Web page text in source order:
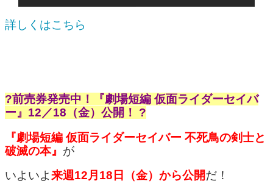
詳しくはこちら
?前売券発売中！『劇場短編 仮面ライダーセイバ
ー』12／18（金）公開！ ?
『劇場短編 仮面ライダーセイバー 不死鳥の剣士と
破滅の本』 が
いよいよ来週12月18日（金）から公開だ！